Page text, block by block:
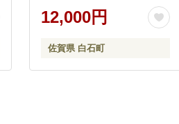
年発送[IBG018]
12,000円
佐賀県 白石町